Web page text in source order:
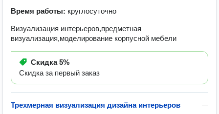
Время работы: круглосуточно
Визуализация интерьеров,предметная
визуализация,моделирование корпусной мебели
Скидка5%
Скидка за первый заказ
—
Трехмерная визуализация дизайна интерьеров